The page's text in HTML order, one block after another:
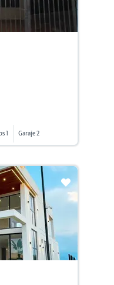
1 Garaje 2